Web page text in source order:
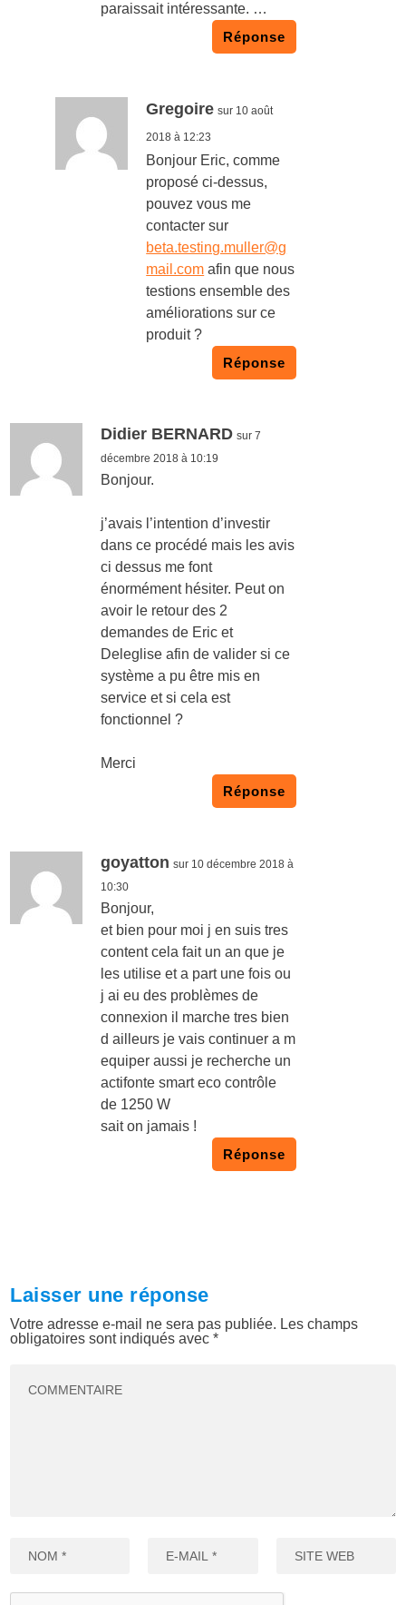
paraissait intéressante. …
Réponse
Gregoire sur 10 août
2018 à 12:23
Bonjour Eric, comme
proposé ci-dessus,
pouvez vous me
contacter sur
beta.testing.muller@g
mail.com afin que nous
testions ensemble des
améliorations sur ce
produit ?
Réponse
Didier BERNARD sur 7
décembre 2018 à 10:19
Bonjour.
j’avais l’intention d’investir
dans ce procédé mais les avis
ci dessus me font
énormément hésiter. Peut on
avoir le retour des 2
demandes de Eric et
Deleglise afin de valider si ce
système a pu être mis en
service et si cela est
fonctionnel ?
Merci
Réponse
goyatton sur 10 décembre 2018 à
10:30
Bonjour,
et bien pour moi j en suis tres
content cela fait un an que je
les utilise et a part une fois ou
j ai eu des problèmes de
connexion il marche tres bien
d ailleurs je vais continuer a m
equiper aussi je recherche un
actifonte smart eco contrôle
de 1250 W
sait on jamais !
Réponse
Laisser une réponse
Votre adresse e-mail ne sera pas publiée. Les champs
obligatoires sont indiqués avec*